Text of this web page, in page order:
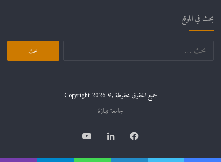
بحث في الموقع
البحث
جميع الحقوق محفوظة ,© Copyright 2026
جامعة تيبازة
فيسبوكلينكدإن يوتيوب